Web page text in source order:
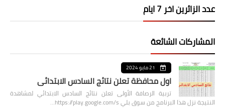
عدد الزائرين اخر 7 ايام
المشاركات الشائعة
21 مايو 2024
اول محافظة تعلن نتائج السادس الابتدائي
تربية الرصافة الأولى تعلن نتائج السادس الابتدائي لمشاهدة
النتيجة نزل هذا البرنامج من سوق بلي https://play.google.com/s…